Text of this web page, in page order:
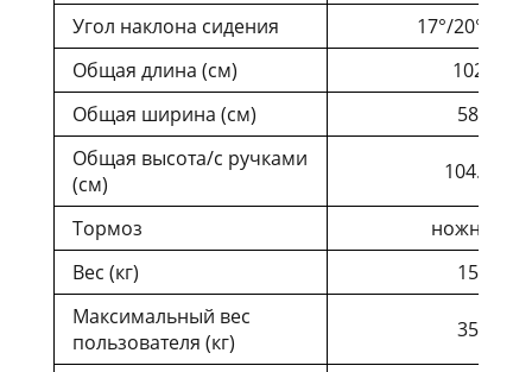
Угол наклона сидения
17°/20°/23°
Общая длина (см)
102
Общая ширина (см)
58
Общая высота/с ручками
(см)
104.5
Тормоз
ножной
Вес (кг)
15
Максимальный вес
пользователя (кг)
35